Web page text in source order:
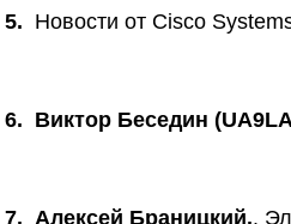
5. Новости от Сisco
6. Виктор Беседин
7. Алексей Браницкий..